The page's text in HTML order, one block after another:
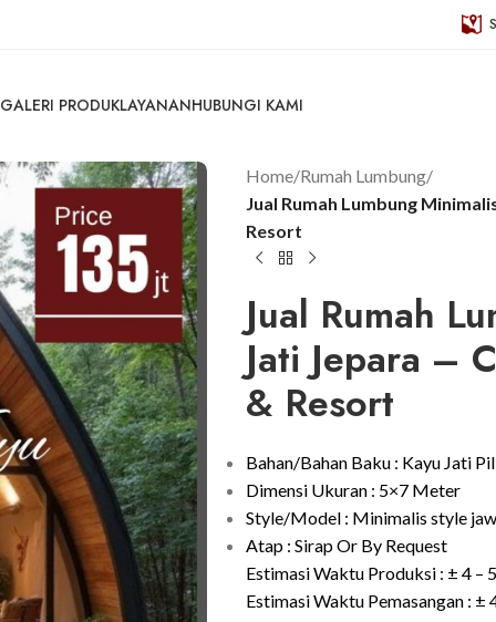
GALERI PRODUKLAYANANHUBUNGI KAMI
Home/Rumah Lumbung/
Jual Rumah Lumbung
Resort
Jual Rumah
Jati Jepara –
& Resort
Bahan/Bahan Baku : Kayu Jati
Dimensi Ukuran : 5×7 Meter
Style/Model : Minimalis style
Atap : Sirap Or By Request
Estimasi Waktu Produksi : ± 4 –
Estimasi Waktu Pemasangan : ±